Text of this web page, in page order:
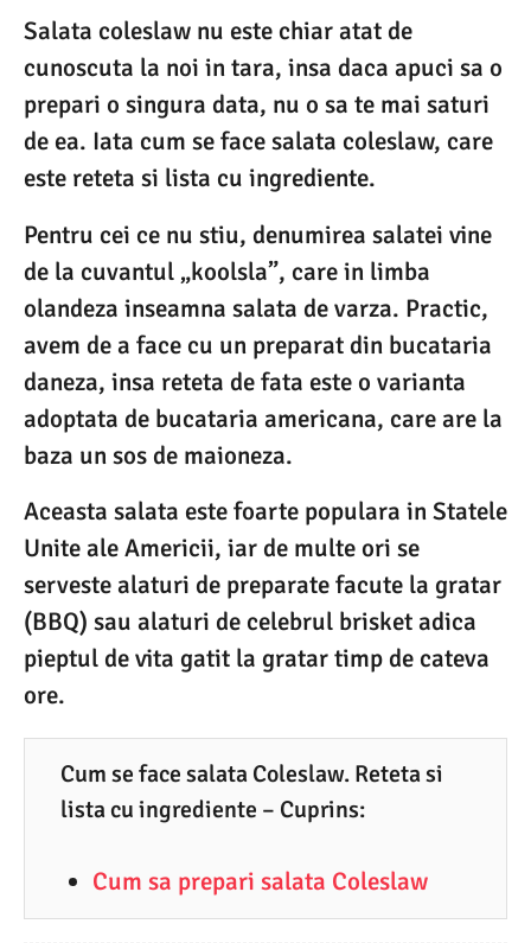
2
0
2
0
0
6
0
3
0
.
2
0
2
Salata coleslaw nu este chiar atat de
cunoscuta la noi in tara, insa daca apuci sa o
prepari o singura data, nu o sa te mai saturi
de ea. Iata cum se face salata coleslaw, care
este reteta si lista cu ingrediente.
Pentru cei ce nu stiu, denumirea salatei vine
de la cuvantul „koolsla”, care in limba
olandeza inseamna salata de varza. Practic,
avem de a face cu un preparat din bucataria
daneza, insa reteta de fata este o varianta
adoptata de bucataria americana, care are la
baza un sos de maioneza.
Aceasta salata este foarte populara in Statele
Unite ale Americii, iar de multe ori se
serveste alaturi de preparate facute la gratar
(BBQ) sau alaturi de celebrul brisket adica
pieptul de vita gatit la gratar timp de cateva
ore.
Cum se face salata Coleslaw. Reteta si
lista cu ingrediente – Cuprins:
Cum sa prepari salata Coleslaw